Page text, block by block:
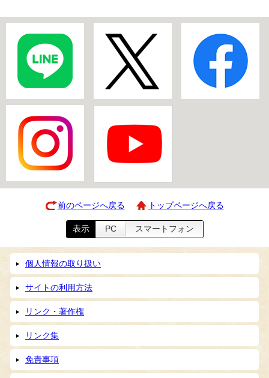
前のページへ戻る トップページへ戻る
表示 PC スマートフォン
個人情報の取り扱い
サイトの利用方法
リンク・著作権
リンク集
免責事項